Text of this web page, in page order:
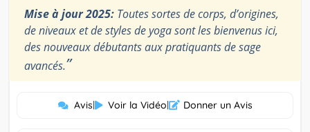
Mise à jour 2025: Toutes sortes de corps, d’origines,
de niveaux et de styles de yoga sont les bienvenus ici,
des nouveaux débutants aux pratiquants de sage
avancés.”
Avis| Voir la Vidéo| Donner un Avis